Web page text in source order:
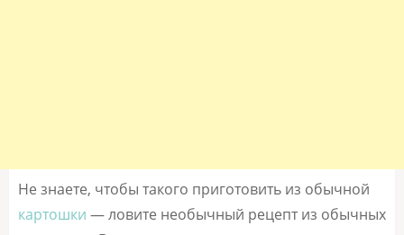
Не знаете, чтобы такого приготовить из обычной
картошки — ловите необычный рецепт из обычных